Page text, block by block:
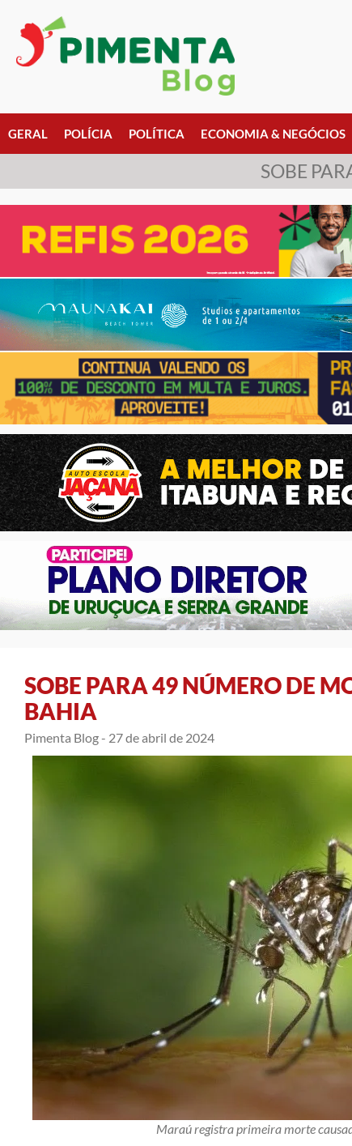
GERAL POLÍCIA POLÍTICA ECONOMIA & NEGÓCIOS
SOBE
SOBE PARA 49 NÚMERO DE
BAHIA
Pimenta Blog - 27 de abril de 2024
Maraú registra primeira morte